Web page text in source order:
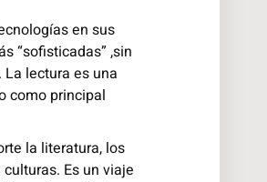
en sus
“sofisticadas” ,sin
lectura es una
como principal
la literatura, los
Es un viaje